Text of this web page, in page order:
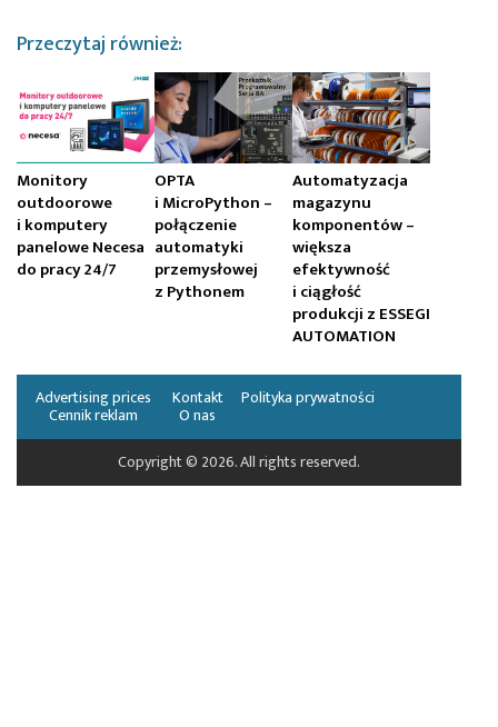
Przeczytaj również:
Monitory
outdoorowe
i komputery
panelowe Necesa
do pracy 24/7
OPTA
i MicroPython –
połączenie
automatyki
przemysłowej
z Pythonem
Automatyzacja
magazynu
komponentów –
większa
efektywność
i ciągłość
produkcji z ESSEGI
AUTOMATION
Cennik reklam
Advertising prices Kontakt
O nas
Polityka prywatności
Copyright © 2026. All rights reserved.